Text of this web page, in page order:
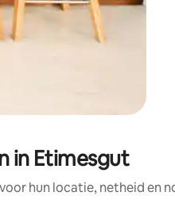
in Etimesgut
hun locatie, netheid en